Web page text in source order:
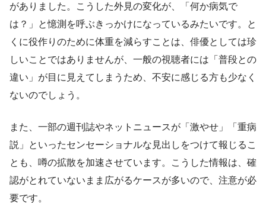
がありました。こうした外見の変化が、「何か病気で
は？」と憶測を呼ぶきっかけになっているみたいです。と
くに役作りのために体重を減らすことは、俳優としては珍
しいことではありませんが、一般の視聴者には「普段との
違い」が目に見えてしまうため、不安に感じる方も少なく
ないのでしょう。
また、一部の週刊誌やネットニュースが「激やせ」「重病
説」といったセンセーショナルな見出しをつけて報じるこ
とも、噂の拡散を加速させています。こうした情報は、確
認がとれていないまま広がるケースが多いので、注意が必
要です。